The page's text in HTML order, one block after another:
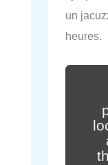
un
heures.